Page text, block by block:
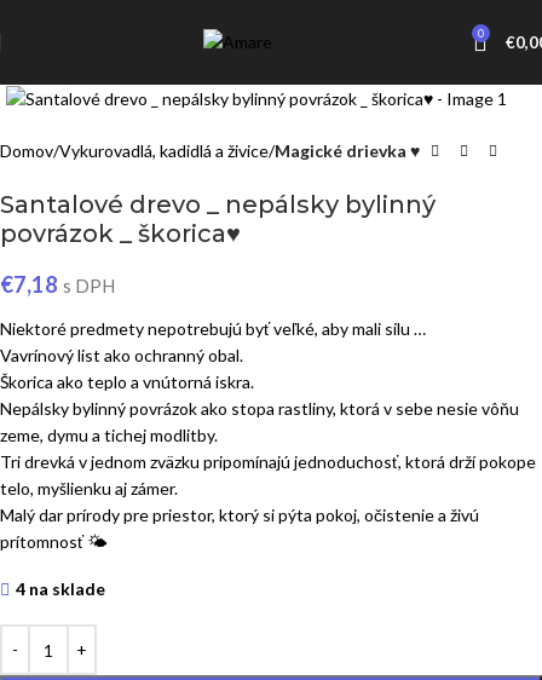
0 €
Domov Vykurovadlá, kadidlá a živice Magické drievka ♥
Santalové drevo _ nepálsky bylinný
povrázok _ škorica♥
€7,18 s DPH
Niektoré predmety nepotrebujú byť veľké, aby mali silu …
Vavrínový list ako ochranný obal.
Škorica ako teplo a vnútorná iskra.
Nepálsky bylinný povrázok ako stopa rastliny, ktorá v sebe nesie vôňu
zeme, dymu a tichej modlitby.
Tri drevká v jednom zväzku pripomínajú jednoduchosť, ktorá drží pokope
telo, myšlienku aj zámer.
Malý dar prírody pre priestor, ktorý si pýta pokoj, očistenie a živú
prítomnosť 🌤️
4 na sklade